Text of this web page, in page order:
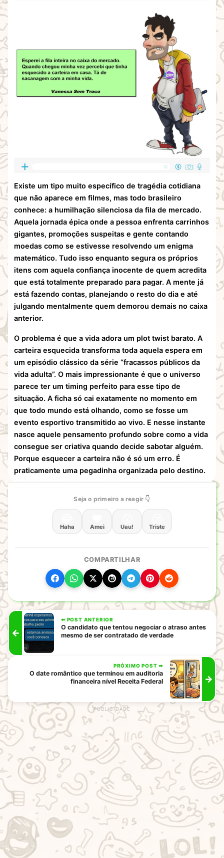
Existe um tipo muito específico de tragédia cotidiana
que não aparece em filmes, mas todo brasileiro
conhece: a humilhação silenciosa da fila de mercado.
Aquela jornada épica onde a pessoa enfrenta carrinhos
gigantes, promoções suspeitas e gente contando
moedas como se estivesse resolvendo um enigma
matemático. Tudo isso enquanto segura os próprios
itens com aquela confiança inocente de quem acredita
que está totalmente preparado para pagar. A mente já
está fazendo contas, planejando o resto do dia e até
julgando mentalmente quem demorou demais no caixa
anterior.
O problema é que a vida adora um plot twist barato. A
carteira esquecida transforma toda aquela espera em
um episódio clássico da série “fracassos públicos da
vida adulta”. O mais impressionante é que o universo
parece ter um timing perfeito para esse tipo de
situação. A ficha só cai exatamente no momento em
que todo mundo está olhando, como se fosse um
evento esportivo transmitido ao vivo. E nesse instante
nasce aquele pensamento profundo sobre como a vida
consegue ser criativa quando decide sabotar alguém.
Porque esquecer a carteira não é só um erro. É
praticamente uma pegadinha organizada pelo destino.
Seja o primeiro a reagir 👇
Haha Amei Uau! Triste
COMPARTILHAR
←
⬅ POST ANTERIOR
O candidato que tentou negociar o atraso antes
mesmo de ser contratado de verdade
PRÓXIMO POST ➡
O date romântico que terminou em auditoria
financeira nível Receita Federal
→
rodape